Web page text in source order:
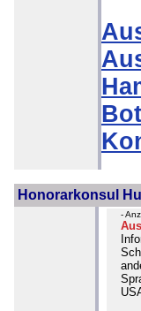
Honorarkonsul
-